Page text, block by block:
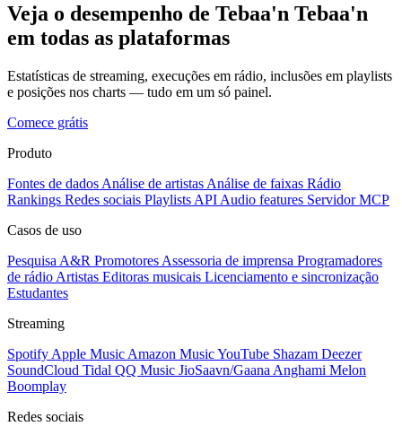
Veja o desempenho de Tebaa'n Tebaa'n
em todas as plataformas
Estatísticas de streaming, execuções em rádio, inclusões em playlists
e posições nos charts — tudo em um só painel.
Comece grátis
Produto
Fontes de dados Análise de artistas Análise de faixas Rádio
Rankings Redes sociais Playlists API Audio features Servidor MCP
Casos de uso
Pesquisa A&R Promotores Assessoria de imprensa Programadores
de rádio Artistas Editoras musicais Licenciamento e sincronização
Estudantes
Streaming
Spotify Apple Music Amazon MusicYouTube Shazam Deezer
SoundCloud Tidal QQ Music JioSaavn/Gaana Anghami Melon
Boomplay
Redes sociais